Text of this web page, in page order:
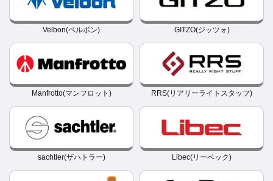
Velbon(ベルボン) GITZO(ジッツォ)
Manfrotto(マンフロット) RRS(リアリーライトスタッフ)
sachtler(ザハトラー) Libec(リーベック)